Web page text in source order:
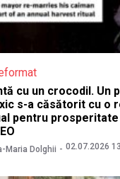
cu un crocodil. Un
s-a căsătorit cu o
pentru prosperitate
Maria Dolghii 02.07.2026